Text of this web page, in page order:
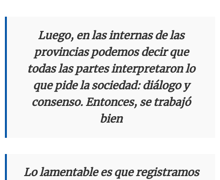
Luego, en las internas de las
provincias podemos decir que
todas las partes interpretaron lo
que pide la sociedad: diálogo y
consenso. Entonces, se trabajó
bien
Lo lamentable es que registramos